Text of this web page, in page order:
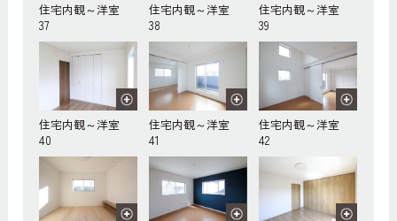
住宅内観～洋室
37
住宅内観～洋室
38
住宅内観～洋室
39
住宅内観～洋室
40
住宅内観～洋室
41
住宅内観～洋室
42